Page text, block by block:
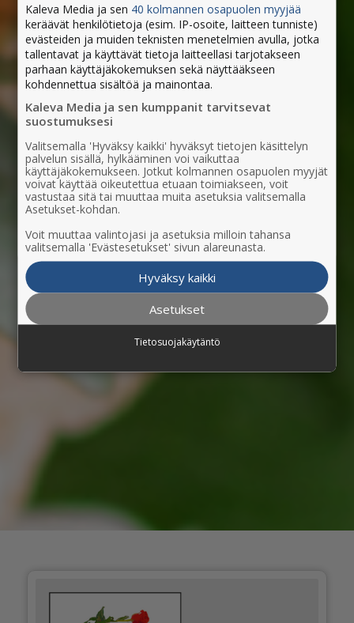
Kaleva Media ja sen 40 kolmannen osapuolen myyjää
keräävät henkilötietoja (esim. IP-osoite, laitteen tunniste)
evästeiden ja muiden teknisten menetelmien avulla, jotka
tallentavat ja käyttävät tietoja laitteellasi tarjotakseen
parhaan käyttäjäkokemuksen sekä näyttääkseen
kohdennettua sisältöä ja mainontaa.
Kaleva Media ja sen kumppanit tarvitsevat
suostumuksesi
Valitsemalla 'Hyväksy kaikki' hyväksyt tietojen käsittelyn
palvelun sisällä, hylkääminen voi vaikuttaa
käyttäjäkokemukseen. Jotkut kolmannen osapuolen myyjät
voivat käyttää oikeutettua etuaan toimiakseen, voit
vastustaa sitä tai muuttaa muita asetuksia valitsemalla
Asetukset-kohdan.
Voit muuttaa valintojasi ja asetuksia milloin tahansa
valitsemalla 'Evästesetukset' sivun alareunasta.
Hyväksy kaikki
Asetukset
Tietosuojakäytäntö